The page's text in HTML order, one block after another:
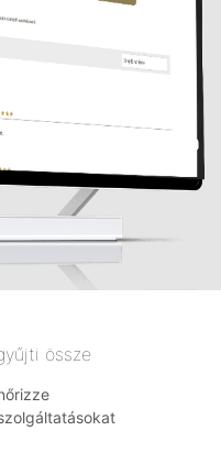
össze